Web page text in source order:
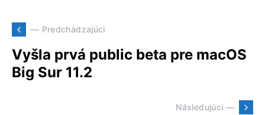
— Predchádzajúci
Vyšla prvá public beta pre macOS
Big Sur 11.2
Následujúci —